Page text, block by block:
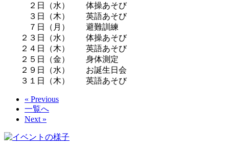
２日（水） 体操あそび
３日（木） 英語あそび
７日（月） 避難訓練
２３日（水） 体操あそび
２４日（木） 英語あそび
２５日（金） 身体測定
２９日（水） お誕生日会
３１日（木） 英語あそび
« Previous
一覧へ
Next »